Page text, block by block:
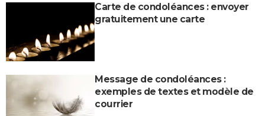
Carte de condoléances : envoyer
gratuitement une carte
Message de condoléances :
exemples de textes et modèle de
courrier